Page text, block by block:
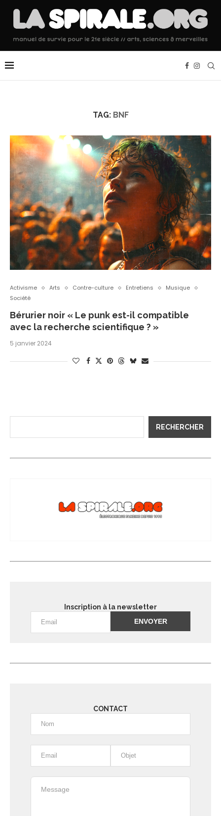
TAG: BNF
Activisme Arts Contre-culture Entretiens
Musique
Société
Bérurier noir « Le punk est-il compatible
avec la recherche scientifique ? »
5 janvier 2024
RECHERCHER
Inscription à la newsletter
CONTACT